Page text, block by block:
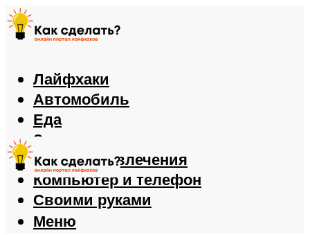
Лайфхаки
Автомобиль
Еда
Здоровье
Игры и развлечения
Компьютер и телефон
Своими руками
Меню